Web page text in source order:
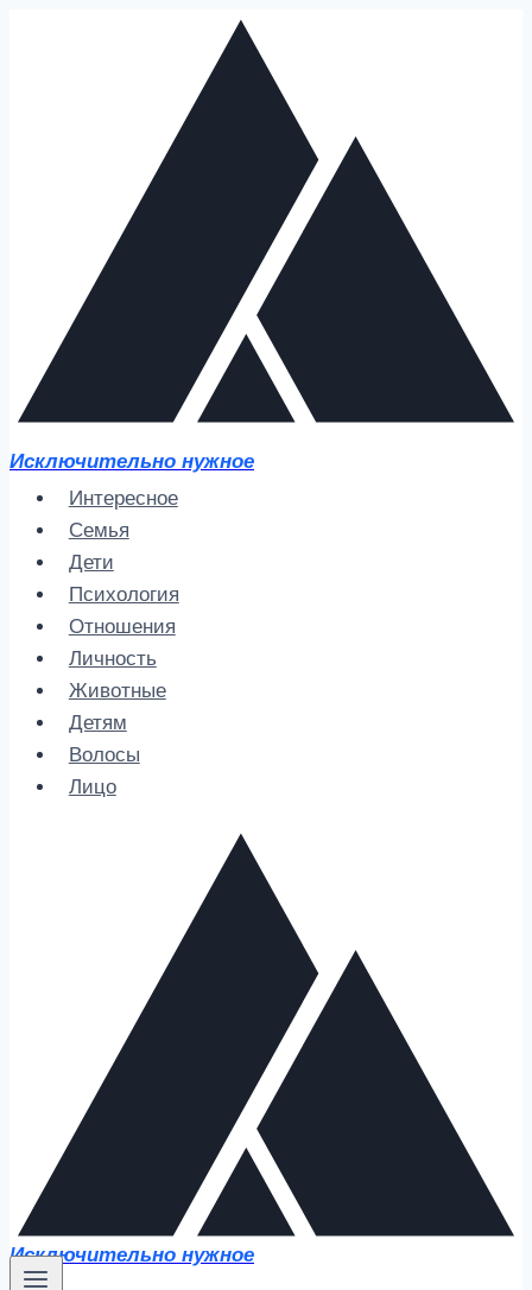
Исключительно нужное
Интересное
Семья
Дети
Психология
Отношения
Личность
Животные
Детям
Волосы
Лицо
Исключительно нужное